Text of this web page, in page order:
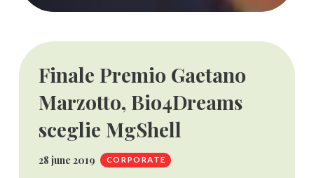
Finale Premio Gaetano
Marzotto, Bio4Dreams
sceglie MgShell
28 june 2019 CORPORATE